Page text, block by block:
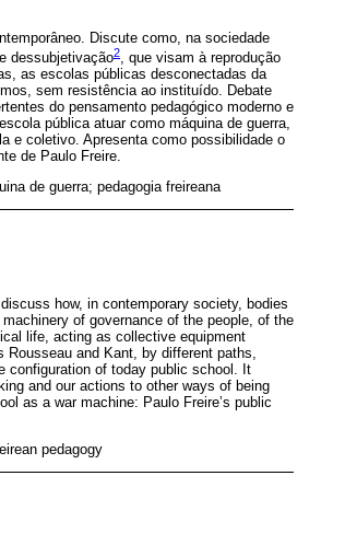
Discute como, na sociedade
dessubjetivação2, que visam à reprodução
as escolas públicas desconectadas da
sem resistência ao instituído. Debate
do pensamento pedagógico moderno e
pública atuar como máquina de guerra,
e coletivo. Apresenta como possibilidade o
de Paulo Freire.
de guerra; pedagogia freireana
how, in contemporary society, bodies
of governance of the people, of the
life, acting as collective equipment
and Kant, by different paths,
configuration of today public school. It
and our actions to other ways of being
as a war machine: Paulo Freire’s public
pedagogy